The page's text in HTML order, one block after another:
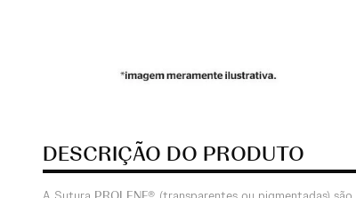
DESCRIÇÃO DO PRODUTO